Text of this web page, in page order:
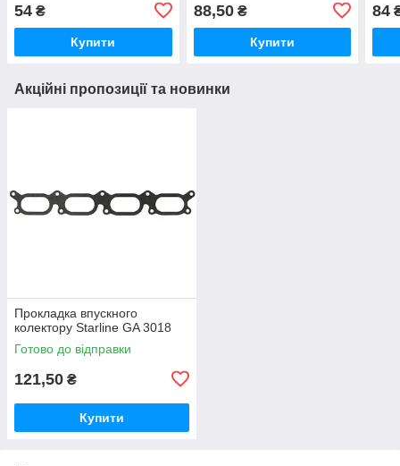
54 ₴
Купити
88,50₴
Купити
84
Акційні пропозиції та новинки
Прокладка впускного
колектору Starline GA 3018
Готово до відправки
121,50 ₴
Купити